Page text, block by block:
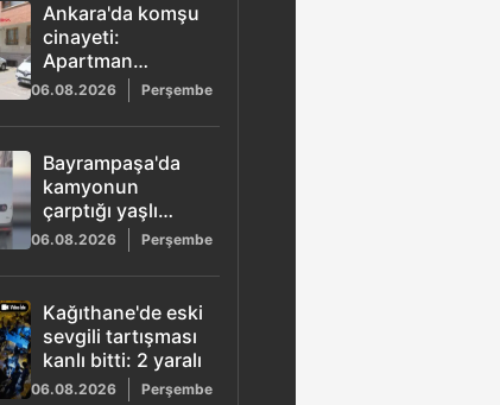
Ankara'da komşu
cinayeti:
Apartman
yönetici
yardımcısı Ayhan
Koç tabancayla
vurularak
öldürüldü
06.08.2026 Perşembe
Bayrampaşa'da
kamyonun
çarptığı yaşlı
adam hayatını
kaybetti: Sürücü
gözaltına alındı
06.08.2026 Perşembe
Kağıthane'de eski
sevgili tartışması
kanlı bitti: 2 yaralı
06.08.2026 Perşembe